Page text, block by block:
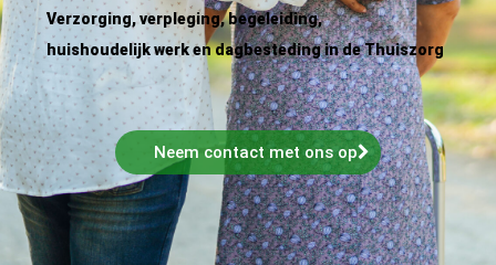
Verzorging, verpleging, begeleiding,
huishoudelijk werk en dagbesteding in de Thuiszorg
Neem contact met ons op